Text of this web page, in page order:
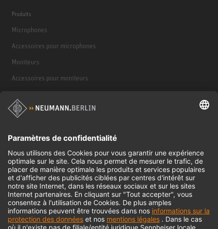
Produits
Microphones
Accessoires pour microphones
Moniteurs
Accessoires pour moniteurs
Produits historiques